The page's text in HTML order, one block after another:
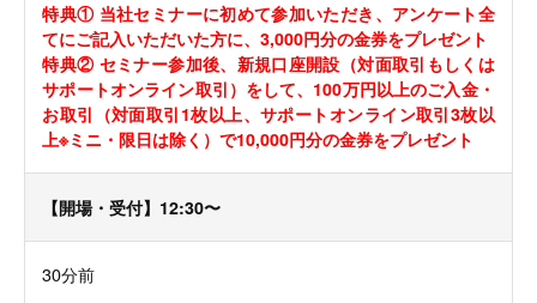
特典① 当社セミナーに初めて参加いただき、アンケート全
てにご記入いただいた方に、3,000円分の金券をプレゼント
特典② セミナー参加後、新規口座開設（対面取引もしくは
サポートオンライン取引）をして、100万円以上のご入金・
お取引（対面取引1枚以上、サポートオンライン取引3枚以
上※ミニ・限日は除く）で10,000円分の金券をプレゼント
【開場・受付】12:30〜
30分前